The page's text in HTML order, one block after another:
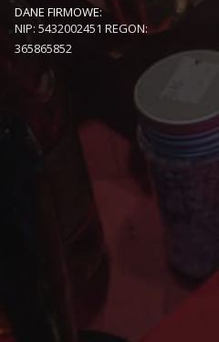
DANE FIRMOWE:
NIP: 5432002451 REGON:
365865852